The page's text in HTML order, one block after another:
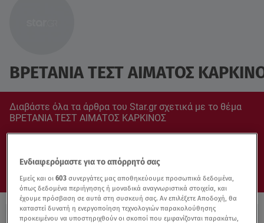
ΒΡΕΤΑΝΙΑ ΤΕΣΤ ΑΙΜΑΤΟΣ
Διαβάστε όλα τα άρθρα του Star.gr σχετικά με το θέμα
ΒΡΕΤΑΝΙΑ ΤΕΣΤ ΑΙΜΑΤΟΣ ΚΑΡΚΙΝΟΣ
Ενδιαφερόμαστε για το απόρρητό σας
Εμείς και οι603 συνεργάτες μας αποθηκεύουμε προσωπικά δεδομένα,
όπως δεδομένα περιήγησης ή μοναδικά αναγνωριστικά στοιχεία, και
έχουμε πρόσβαση σε αυτά στη συσκευή σας. Αν επιλέξετε Αποδοχή, θα
καταστεί δυνατή η ενεργοποίηση τεχνολογιών παρακολούθησης
προκειμένου να υποστηριχθούν οι σκοποί που εμφανίζονται παρακάτω,